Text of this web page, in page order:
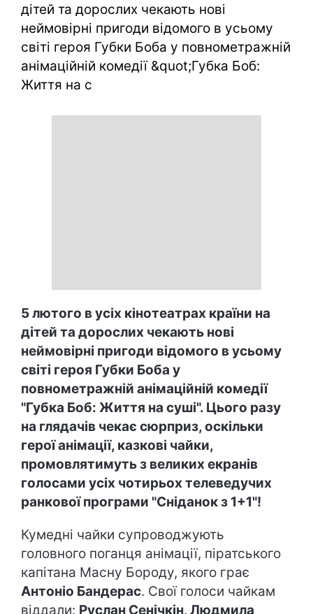
дітей та дорослих чекають нові
неймовірні пригоди відомого в усьому
світі героя Губки Боба у повнометражній
анімаційній комедії &quot;Губка Боб:
Життя на с
5 лютого в усіх кінотеатрах країни на
дітей та дорослих чекають нові
неймовірні пригоди відомого в усьому
світі героя Губки Боба у
повнометражній анімаційній комедії
"Губка Боб: Життя на суші". Цього разу
на глядачів чекає сюрприз, оскільки
герої анімації, казкові чайки,
промовлятимуть з великих екранів
голосами усіх чотирьох телеведучих
ранкової програми "Сніданок з 1+1"!
Кумедні чайки супроводжують
головного поганця анімації, піратського
капітана Масну Бороду, якого грає
Антоніо Бандерас. Свої голоси чайкам
віддали: Руслан Сенічкін, Людмила